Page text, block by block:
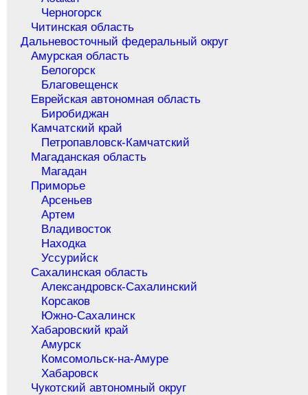
Черногорск
Читинская область
Дальневосточный федеральный округ
Амурская область
Белогорск
Благовещенск
Еврейская автономная область
Биробиджан
Камчатский край
Петропавловск-Камчатский
Магаданская область
Магадан
Приморье
Арсеньев
Артем
Владивосток
Находка
Уссурийск
Сахалинская область
Александровск-Сахалинский
Корсаков
Южно-Сахалинск
Хабаровский край
Амурск
Комсомольск-на-Амуре
Хабаровск
Чукотский автономный округ